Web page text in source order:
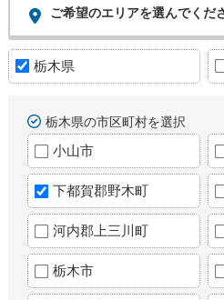
ご希望のエリアを選んでくだ
栃木県
栃木県の市区町村を選択
小山市
下都賀郡野木町
河内郡上三川町
栃木市